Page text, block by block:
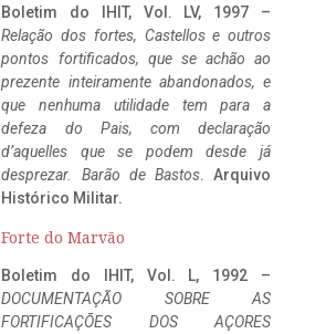
Boletim do IHIT, Vol. LV, 1997 –
Relação dos fortes, Castellos e outros
pontos fortificados, que se achão ao
prezente inteiramente abandonados, e
que nenhuma utilidade tem para a
defeza do Pais, com declaração
d’aquelles que se podem desde já
desprezar. Barão de Bastos. Arquivo
Histórico Militar.
Forte do Marvão
Boletim do IHIT, Vol. L, 1992 –
DOCUMENTAÇÃO SOBRE AS
FORTIFICAÇÕES DOS AÇORES